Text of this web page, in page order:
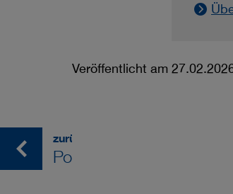
Veröffentlicht am
zurück
Portfoliomaßnahmen